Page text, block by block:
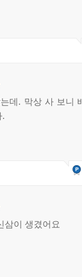
데. 막상 사 보니
.
삼이 생겼어요